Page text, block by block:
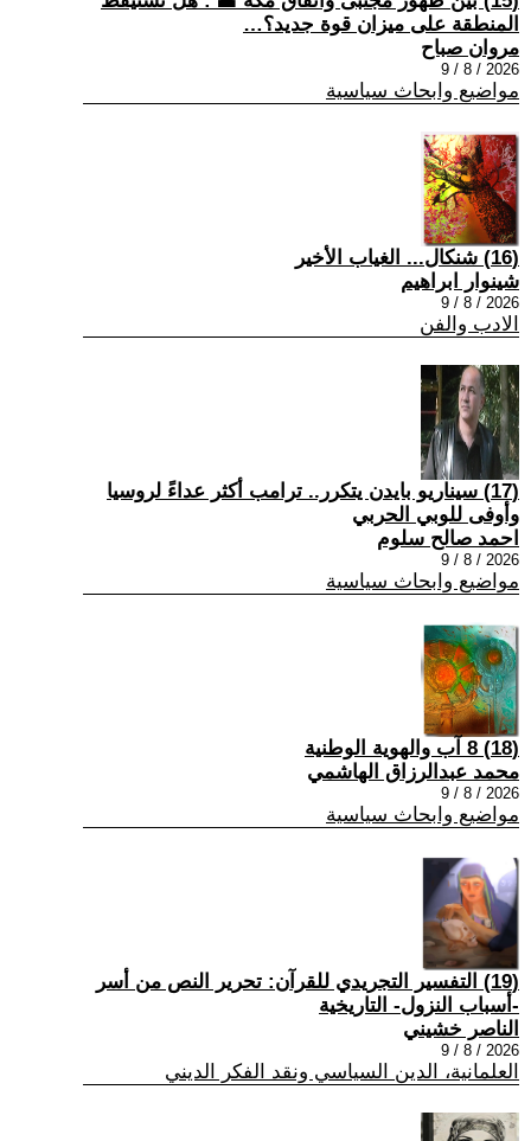
المنطقة على ميزان قوة جديد؟…
مروان صباح
2026 / 8 / 9
مواضيع وابحاث سياسية
(16) شنكال... الغياب الأخير
شينوار ابراهيم
2026 / 8 / 9
الادب والفن
(17) سيناريو بايدن يتكرر.. ترامب أكثر عداءً لروسيا
وأوفى للوبي الحربي
احمد صالح سلوم
2026 / 8 / 9
مواضيع وابحاث سياسية
(18) 8 آب والهوية الوطنية
محمد عبدالرزاق الهاشمي
2026 / 8 / 9
مواضيع وابحاث سياسية
(19) التفسير التجريدي للقرآن: تحرير النص من أسر
-أسباب النزول- التاريخية
الناصر خشيني
2026 / 8 / 9
العلمانية، الدين السياسي ونقد الفكر الديني